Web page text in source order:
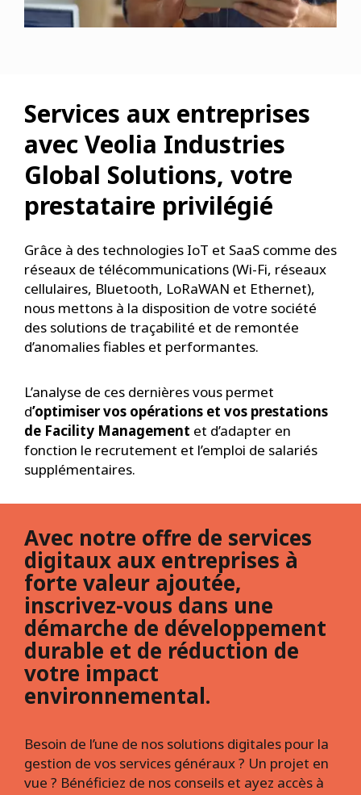
Services aux entreprises
avec Veolia Industries
Global Solutions, votre
prestataire privilégié
Grâce à des technologies IoT et SaaS comme des
réseaux de télécommunications (Wi-Fi, réseaux
cellulaires, Bluetooth, LoRaWAN et Ethernet),
nous mettons à la disposition de votre société
des solutions de traçabilité et de remontée
d’anomalies fiables et performantes.
L’analyse de ces dernières vous permet
d’optimiser vos opérations et vos prestations
de Facility Management et d’adapter en
fonction le recrutement et l’emploi de salariés
supplémentaires.
Avec notre offre de services
digitaux aux entreprises à
forte valeur ajoutée,
inscrivez-vous dans une
démarche de développement
durable et de réduction de
votre impact
environnemental.
Besoin de l’une de nos solutions digitales pour la
gestion de vos services généraux ? Un projet en
vue ? Bénéficiez de nos conseils et ayez accès à